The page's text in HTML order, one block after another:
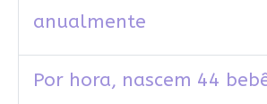
anualmente
Por hora, nascem 44